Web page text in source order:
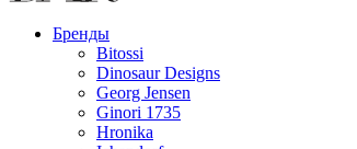
Бренды
Bitossi
Dinosaur Designs
Georg Jensen
Ginori 1735
Hronika